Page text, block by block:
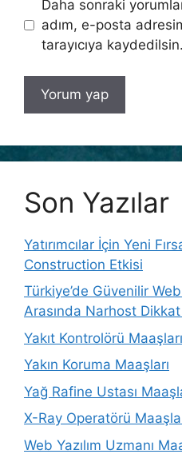
Daha sonraki
adım, e-posta
tarayıcıya kaydedilsin.
Son Yazılar
Yatırımcılar İçin Yeni
Construction Etkisi
Türkiye’de Güvenilir
Arasında Narhost
Yakıt Kontrolörü Maaşları
Yakın Koruma Maaşları
Yağ Rafine Ustası
X-Ray Operatörü
Web Yazılım Uzmanı